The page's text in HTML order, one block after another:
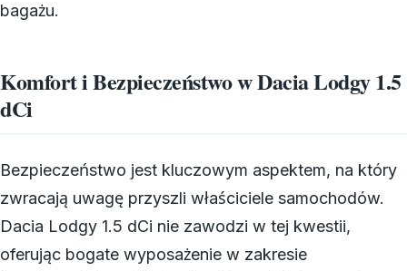
bagażu.
Komfort i Bezpieczeństwo w Dacia Lodgy 1.5
dCi
Bezpieczeństwo jest kluczowym aspektem, na który
zwracają uwagę przyszli właściciele samochodów.
Dacia Lodgy 1.5 dCi nie zawodzi w tej kwestii,
oferując bogate wyposażenie w zakresie